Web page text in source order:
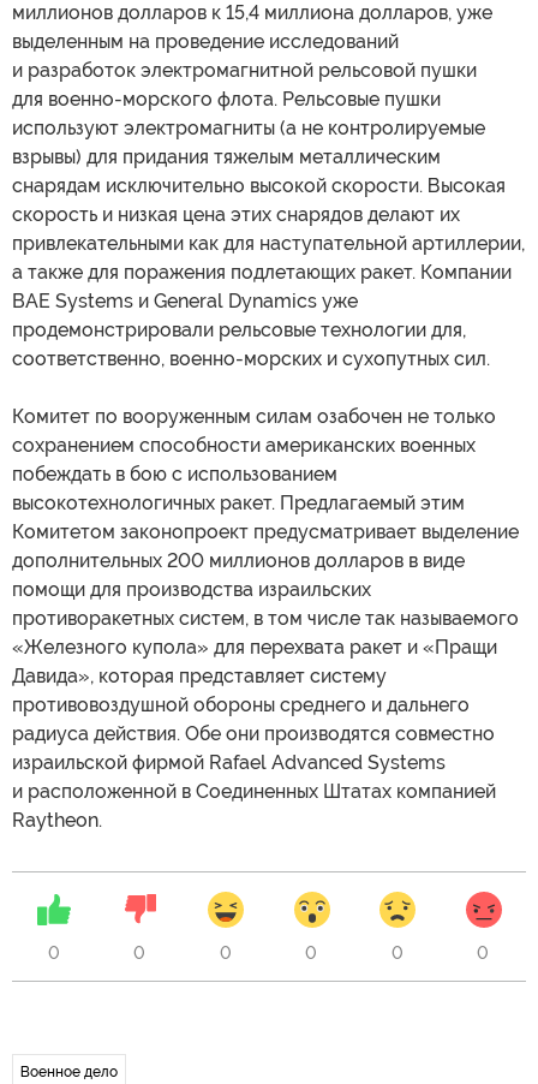
миллионов долларов к 15,4 миллиона долларов, уже
выделенным на проведение исследований
и разработок электромагнитной рельсовой пушки
для военно-морского флота. Рельсовые пушки
используют электромагниты (а не контролируемые
взрывы) для придания тяжелым металлическим
снарядам исключительно высокой скорости. Высокая
скорость и низкая цена этих снарядов делают их
привлекательными как для наступательной артиллерии,
а также для поражения подлетающих ракет. Компании
BAE Systems и General Dynamics уже
продемонстрировали рельсовые технологии для,
соответственно, военно-морских и сухопутных сил.
Комитет по вооруженным силам озабочен не только
сохранением способности американских военных
побеждать в бою с использованием
высокотехнологичных ракет. Предлагаемый этим
Комитетом законопроект предусматривает выделение
дополнительных 200 миллионов долларов в виде
помощи для производства израильских
противоракетных систем, в том числе так называемого
«Железного купола» для перехвата ракет и «Пращи
Давида», которая представляет систему
противовоздушной обороны среднего и дальнего
радиуса действия. Обе они производятся совместно
израильской фирмой Rafael Advanced Systems
и расположенной в Соединенных Штатах компанией
Raytheon.
0 0 0 0 0 0
Военное дело